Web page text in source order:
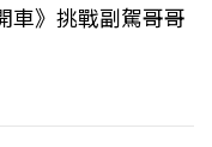
車》挑戰副駕哥哥